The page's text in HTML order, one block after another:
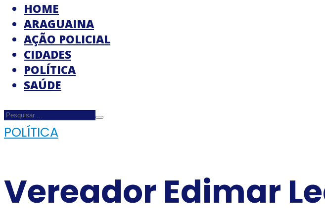
HOME
ARAGUAINA
AÇÃO POLICIAL
CIDADES
POLÍTICA
SAÚDE
POLÍTICA
Vereador Edimar